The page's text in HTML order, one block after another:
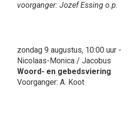
voorganger: Jozef Essing o.p.
zondag 9 augustus, 10:00 uur -
Nicolaas-Monica / Jacobus
Woord- en gebedsviering
Voorganger: A. Koot